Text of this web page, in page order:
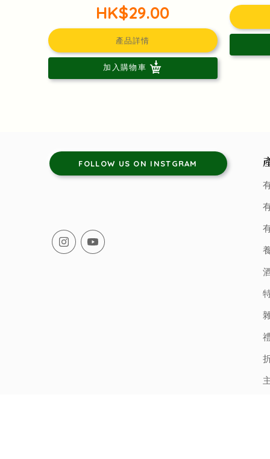
HK$29.00
產品詳情
加入購物車
FOLLOW US ON INSTGRAM